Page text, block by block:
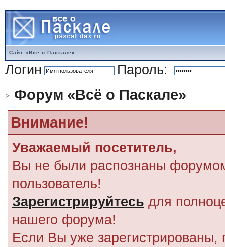
Сайт «Всё о Паскале»
Логин Пароль:
Форум «Всё о Паскале»
Внимание!
Уважаемый посетитель,
Вы не были распознаны
пользователь!
Зарегистрируйтесь для
нашего форума!
Если Вы уже зарегистрированы,